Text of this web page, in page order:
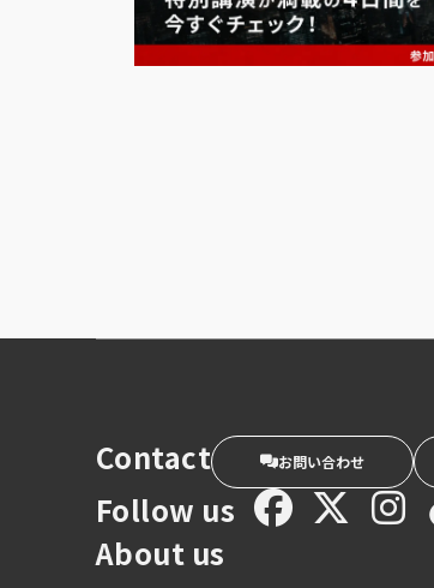
Contact お問い合わせ
Follow us
About us